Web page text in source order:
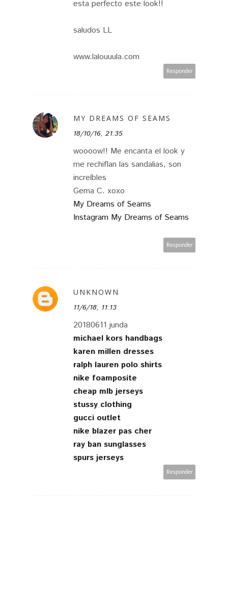
esta perfecto este look!!
saludos LL
www.lalouuula.com
Responder
MY DREAMS OF SEAMS
18/10/16, 21:35
woooow!! Me encanta el look y
me rechiflan las sandalias, son
increíbles
Gema C. xoxo
My Dreams of Seams
Instagram My Dreams of Seams
Responder
UNKNOWN
11/6/18, 11:13
20180611 junda
michael kors handbags
karen millen dresses
ralph lauren polo shirts
nike foamposite
cheap mlb jerseys
stussy clothing
gucci outlet
nike blazer pas cher
ray ban sunglasses
spurs jerseys
Responder